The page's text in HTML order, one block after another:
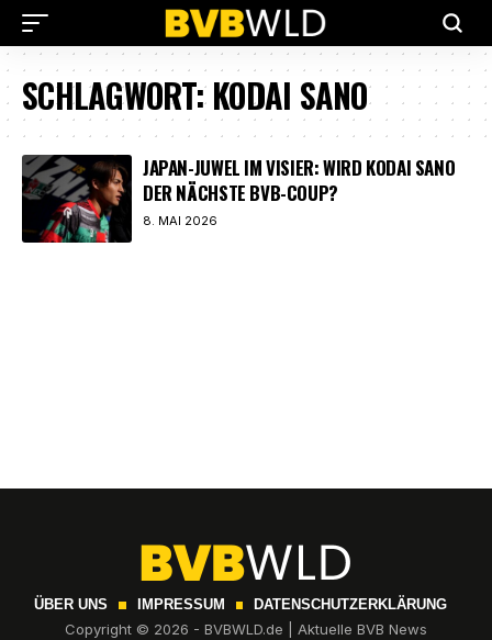
SCHLAGWORT:KODAI SANO
JAPAN-JUWEL IM VISIER: WIRD KODAI SANO
DER NÄCHSTE BVB-COUP?
8. MAI 2026
ÜBER UNS IMPRESSUM DATENSCHUTZERKLÄRUNG
Copyright © 2026 - BVBWLD.de | Aktuelle BVB News